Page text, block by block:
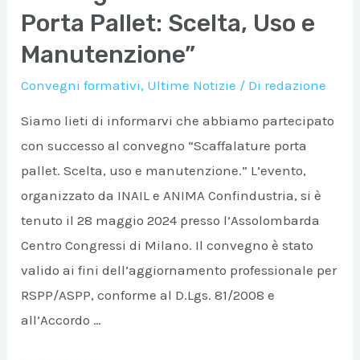
Porta Pallet: Scelta, Uso e
Manutenzione”
Convegni formativi, Ultime Notizie / Di redazione
Siamo lieti di informarvi che abbiamo partecipato
con successo al convegno “Scaffalature porta
pallet. Scelta, uso e manutenzione.” L’evento,
organizzato da INAIL e ANIMA Confindustria, si è
tenuto il 28 maggio 2024 presso l’Assolombarda
Centro Congressi di Milano. Il convegno è stato
valido ai fini dell’aggiornamento professionale per
RSPP/ASPP, conforme al D.Lgs. 81/2008 e
all’Accordo …